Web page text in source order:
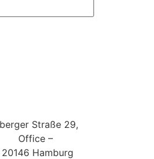
Straße 29,
Office –
Hamburg